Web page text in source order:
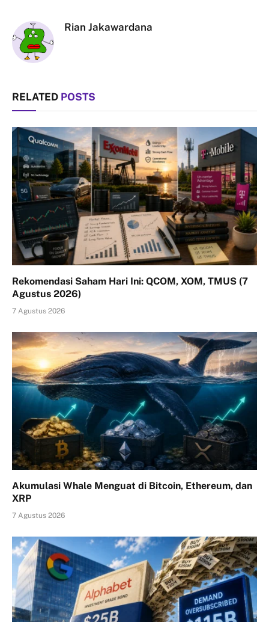
Rian Jakawardana
RELATED POSTS
Rekomendasi Saham Hari Ini: QCOM, XOM, TMUS (7
Agustus 2026)
7 Agustus 2026
Akumulasi Whale Menguat di Bitcoin, Ethereum, dan
XRP
7 Agustus 2026